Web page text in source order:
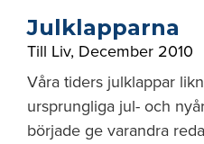
Julklapparna
Till Liv, December 2010
Våra tiders julklappar
ursprungliga jul- och
började ge varandra